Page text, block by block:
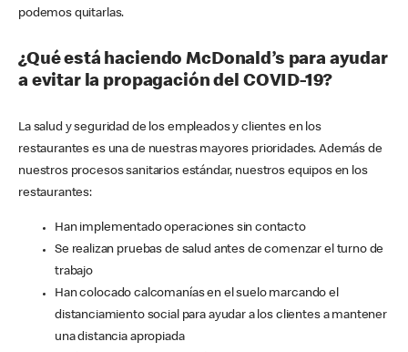
podemos quitarlas.
¿Qué está haciendo McDonald’s para ayudar
a evitar la propagación del COVID-19?
La salud y seguridad de los empleados y clientes en los
restaurantes es una de nuestras mayores prioridades. Además de
nuestros procesos sanitarios estándar, nuestros equipos en los
restaurantes:
Han implementado operaciones sin contacto
Se realizan pruebas de salud antes de comenzar el turno de
trabajo
Han colocado calcomanías en el suelo marcando el
distanciamiento social para ayudar a los clientes a mantener
una distancia apropiada